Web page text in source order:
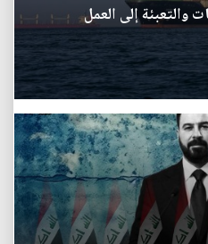
والتعبئة إلى العمل